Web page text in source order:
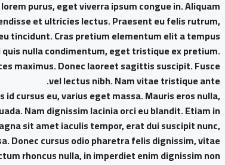
purus, eget viverra ipsum congue in. Aliquam
et ultricies lectus. Praesent eu felis rutrum,
tincidunt. Cras pretium elementum elit a tempus.
nulla condimentum, eget tristique ex pretium.
maximus. Donec laoreet sagittis suscipit. Fusce
vel lectus nibh. Nam vitae tristique ante.
cursus eu, varius eget massa. Mauris eros nulla,
Nam dignissim lacinia orci eu blandit. Etiam in
sit amet iaculis tempor, erat dui suscipit nunc,
Donec cursus odio pharetra felis dignissim, vitae
rhoncus nulla, in imperdiet enim dignissim non.